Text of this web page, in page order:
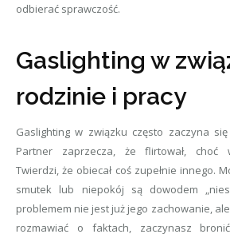
odbierać sprawczość.
Gaslighting w
rodzinie i pracy
Gaslighting w związku często zaczyna
Partner zaprzecza, że flirtował, choć
Twierdzi, że obiecał coś zupełnie innego.
smutek lub niepokój są dowodem
problemem nie jest już jego zachowanie,
rozmawiać o faktach, zaczynasz